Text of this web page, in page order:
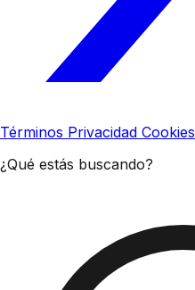
Términos Privacidad Cookies
¿Qué estás buscando?